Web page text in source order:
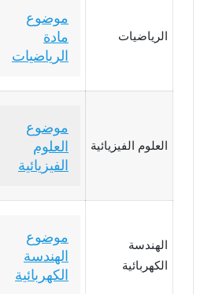
الرياضيات
موضوع
مادة
الرياضيات
العلوم الفيزيائية
موضوع
العلوم
الفيزيائية
الهندسة
الكهربائية
موضوع
الهندسة
الكهربائية